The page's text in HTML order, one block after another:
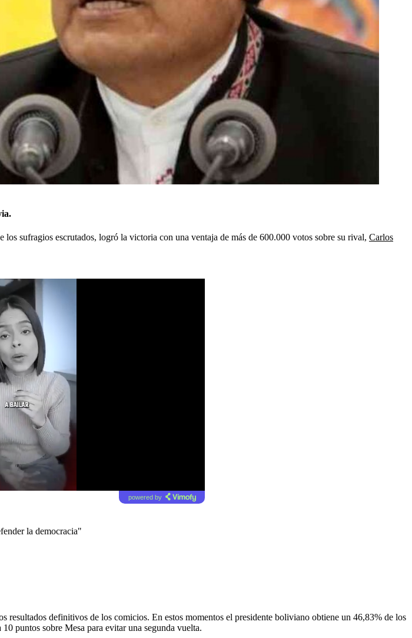
sufragios escrutados, logró la victoria con una ventaja de más de 600.000 votos sobre su rival, Carlos
powered by
la democracia"
definitivos de los comicios. En estos momentos el presidente boliviano obtiene un 46,83% de los
puntos sobre Mesa para evitar una segunda vuelta.